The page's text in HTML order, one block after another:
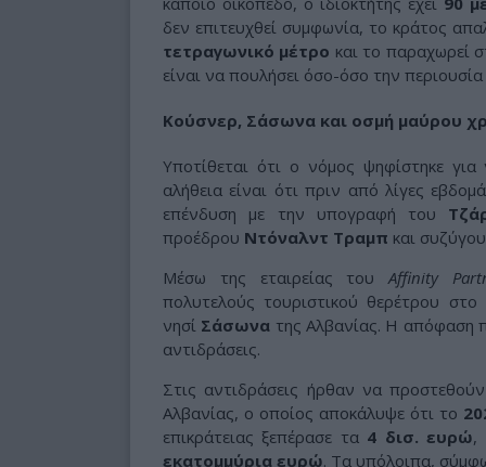
δεν επιτευχθεί συμφωνία, το κράτος
τετραγωνικό μέτρο και το παραχωρεί
είναι να πουλήσει όσο-όσο την
Κούσνερ, Σάσωνα και οσμή μαύρου
Υποτίθεται ότι ο νόμος ψηφίστηκε
αλήθεια είναι ότι πριν από λίγες
επένδυση με την υπογραφή του
προέδρου Ντόναλντ Τραμπ και
Μέσω της εταιρείας τουAffinity
πολυτελούς τουριστικού θερέτρου
νησί Σάσωνα της Αλβανίας. Η απόφαση
αντιδράσεις.
Στις αντιδράσεις ήρθαν να
Αλβανίας, ο οποίος αποκάλυψε ότι το
επικράτειας ξεπέρασε τα 4 δισ. ευρώ,
εκατομμύρια ευρώ. Τα υπόλοιπα,